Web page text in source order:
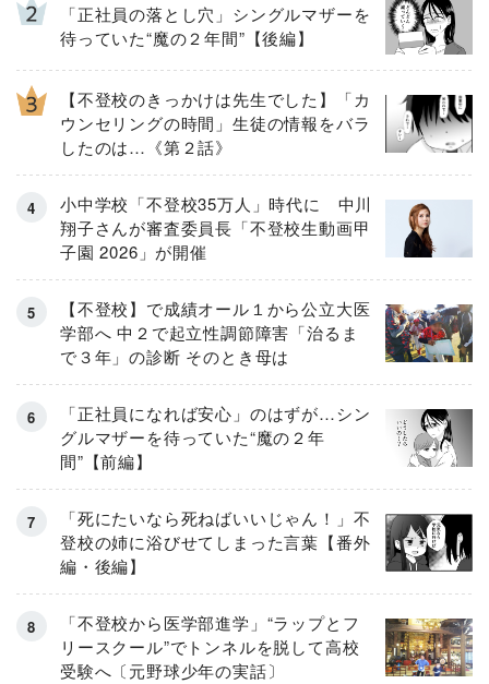
「正社員の落とし穴」シングルマザーを
待っていた“魔の２年間”【後編】
【不登校のきっかけは先生でした】「カ
ウンセリングの時間」生徒の情報をバラ
したのは…《第２話》
小中学校「不登校35万人」時代に 中川
翔子さんが審査委員長「不登校生動画甲
子園 2026」が開催
【不登校】で成績オール１から公立大医
学部へ 中２で起立性調節障害「治るま
で３年」の診断 そのとき母は
「正社員になれば安心」のはずが…シン
グルマザーを待っていた“魔の２年
間”【前編】
「死にたいなら死ねばいいじゃん！」不
登校の姉に浴びせてしまった言葉【番外
編・後編】
「不登校から医学部進学」“ラップとフ
リースクール”でトンネルを脱して高校
受験へ〔元野球少年の実話〕